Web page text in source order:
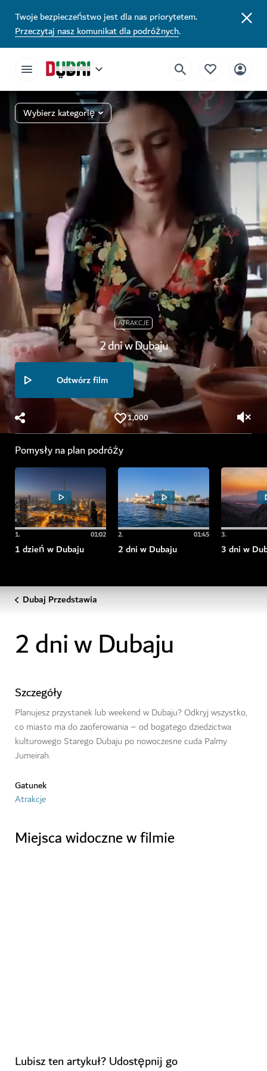
Twoje bezpieczeństwo jest dla nas priorytetem.
Przeczytaj nasz komunikat dla podróżnych.
Wybierz kategorię
ATRAKCJE
2 dni w Dubaju
Odtwórz film
1,000
Pomysły na plan podróży
1. 01:02
1 dzień w Dubaju
2. 01:45
2 dni w Dubaju
3.
3 dni w
Dubaj Przedstawia
2 dni w Dubaju
Szczegóły
Planujesz przystanek lub weekend w Dubaju? Odkryj wszystko,
co miasto ma do zaoferowania – od bogatego dziedzictwa
kulturowego Starego Dubaju po nowoczesne cuda Palmy
Jumeirah.
Gatunek
Atrakcje
Miejsca widoczne w filmie
Lubisz ten artykuł? Udostępnij go